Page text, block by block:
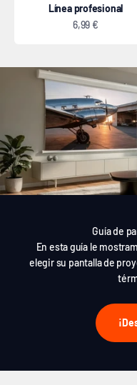
Línea profesional
Precio de oferta
6,99 €
Guía de
En esta guía le
elegir su pantalla de